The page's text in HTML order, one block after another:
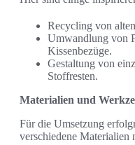
Recycling von
Umwandlung von
Kissenbezüge.
Gestaltung von
Stoffresten.
Materialien und
Für die Umsetzung
verschiedene Materialien